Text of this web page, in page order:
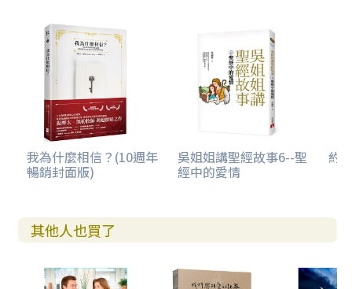
我為什麼相信？(10週年
暢銷封面版)
吳姐姐講聖經故事6--聖
經中的愛情
約
其他人也買了